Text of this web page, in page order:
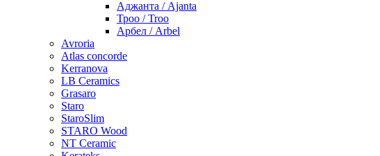
Аджанта / Ajanta
Троо / Troo
Арбел / Arbel
Avroria
Atlas concorde
Kerranova
LB Ceramics
Grasaro
Staro
StaroSlim
STARO Wood
NT Ceramic